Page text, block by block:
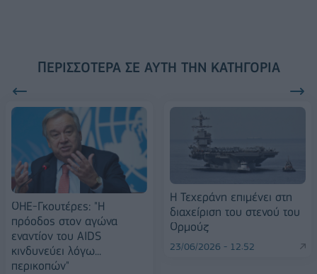
ΠΕΡΙΣΣΌΤΕΡΑ ΣΕ ΑΥΤΉ ΤΗΝ ΚΑΤΗΓΟΡΊΑ
ΟΗΕ-Γκουτέρες: "Η
πρόοδος στον αγώνα
εναντίον του AIDS
κινδυνεύει λόγω...
περικοπών"
Η Τεχεράνη επιμένει στη
διαχείριση του στενού του
Ορμούζ
23/06/2026 - 12:52